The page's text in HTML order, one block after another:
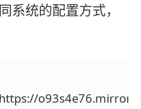
系统的配置方式，